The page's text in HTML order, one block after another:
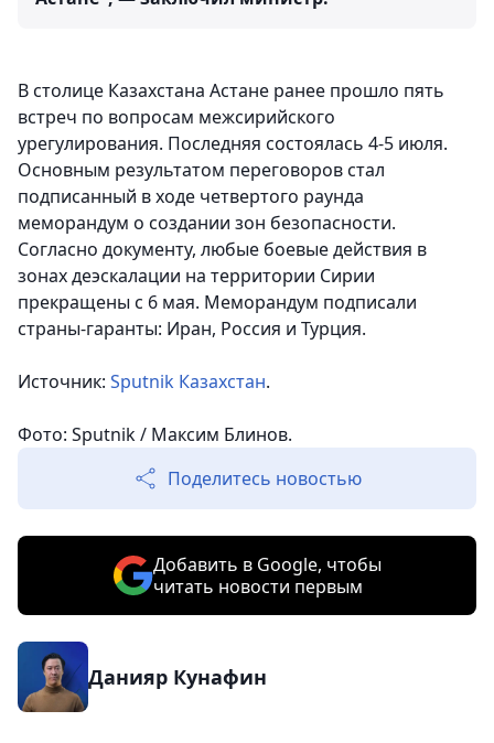
В столице Казахстана Астане ранее прошло пять
встреч по вопросам межсирийского
урегулирования. Последняя состоялась 4-5 июля.
Основным результатом переговоров стал
подписанный в ходе четвертого раунда
меморандум о создании зон безопасности.
Согласно документу, любые боевые действия в
зонах деэскалации на территории Сирии
прекращены с 6 мая. Меморандум подписали
страны-гаранты: Иран, Россия и Турция.
Источник: Sputnik Казахстан.
Фото: Sputnik / Максим Блинов.
Поделитесь новостью
Добавить в Google, чтобы
читать новости первым
Данияр Кунафин